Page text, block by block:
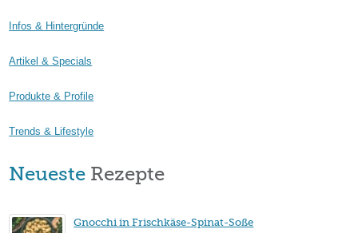
Infos & Hintergründe
Artikel & Specials
Produkte & Profile
Trends & Lifestyle
Neueste Rezepte
Gnocchi in Frischkäse-Spinat-Soße